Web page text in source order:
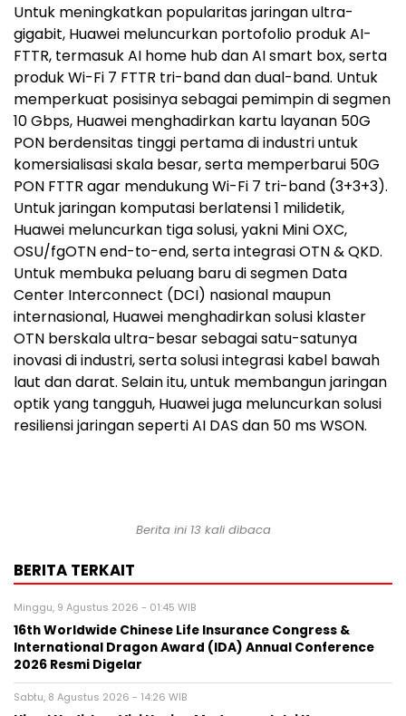
Untuk meningkatkan popularitas jaringan ultra-
gigabit, Huawei meluncurkan portofolio produk AI-
FTTR, termasuk AI home hub dan AI smart box, serta
produk Wi-Fi 7 FTTR tri-band dan dual-band. Untuk
memperkuat posisinya sebagai pemimpin di segmen
10 Gbps, Huawei menghadirkan kartu layanan 50G
PON berdensitas tinggi pertama di industri untuk
komersialisasi skala besar, serta memperbarui 50G
PON FTTR agar mendukung Wi-Fi 7 tri-band (3+3+3).
Untuk jaringan komputasi berlatensi 1 milidetik,
Huawei meluncurkan tiga solusi, yakni Mini OXC,
OSU/fgOTN end-to-end, serta integrasi OTN & QKD.
Untuk membuka peluang baru di segmen Data
Center Interconnect (DCI) nasional maupun
internasional, Huawei menghadirkan solusi klaster
OTN berskala ultra-besar sebagai satu-satunya
inovasi di industri, serta solusi integrasi kabel bawah
laut dan darat. Selain itu, untuk membangun jaringan
optik yang tangguh, Huawei juga meluncurkan solusi
resiliensi jaringan seperti AI DAS dan 50 ms WSON.
Berita ini 13 kali dibaca
BERITA TERKAIT
Minggu, 9 Agustus 2026 - 01:45 WIB
16th Worldwide Chinese Life Insurance Congress &
International Dragon Award (IDA) Annual Conference
2026 Resmi Digelar
Sabtu, 8 Agustus 2026 - 14:26 WIB